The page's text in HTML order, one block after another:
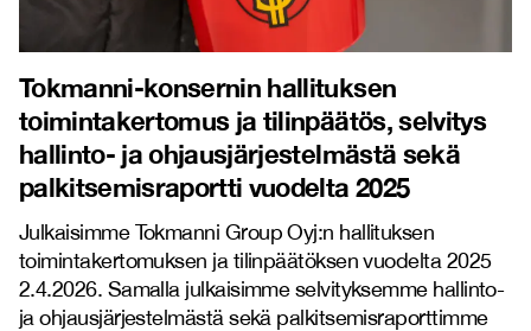
Tokmanni-konsernin hallituksen
toimintakertomus ja tilinpäätös, selvitys
hallinto- ja ohjausjärjestelmästä sekä
palkitsemisraportti vuodelta 2025
Julkaisimme Tokmanni Group Oyj:n hallituksen
toimintakertomuksen ja tilinpäätöksen vuodelta 2025
2.4.2026. Samalla julkaisimme selvityksemme hallinto-
ja ohjausjärjestelmästä sekä palkitsemisraporttimme